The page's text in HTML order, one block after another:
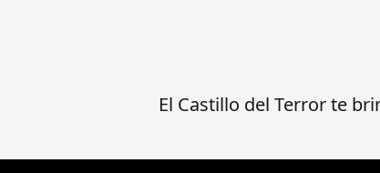
El Castillo del Terror te